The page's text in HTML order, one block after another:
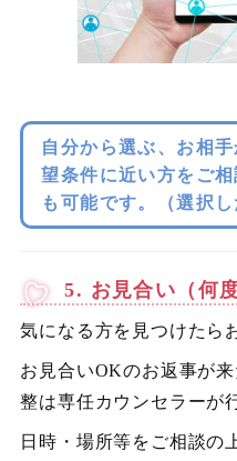
自分から選ぶ、お相
望条件に近い方をご
も可能です。（選択
5. お見合い（何
気になる方を見つけたら
お見合いOKのお返事が
整は専任カウンセラーが
日時・場所等をご相談の